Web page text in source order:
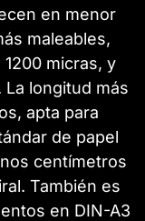
en menor
maleables,
micras, y
longitud más
apta para
de papel
centímetros
También es
en DIN-A3